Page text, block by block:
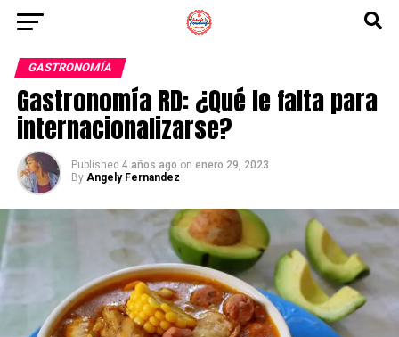
GASTRONOMÍA
Gastronomía RD: ¿Qué le falta para
internacionalizarse?
Published 4 años ago on enero 29, 2023
By Angely Fernandez